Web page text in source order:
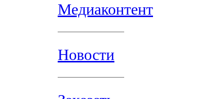
Медиаконтент
Новости